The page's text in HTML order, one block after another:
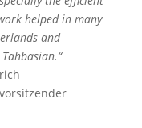
helped in many
and